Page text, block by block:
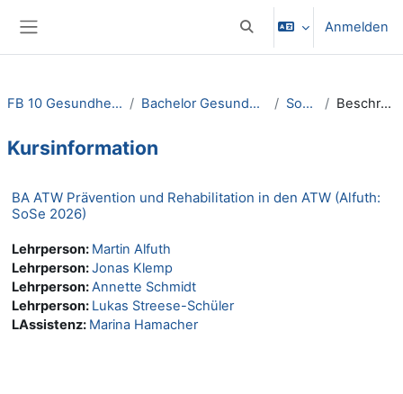
Sucheingabe umschalten
Anmelden
FB 10 Gesundheitswesen Bachelor Gesundheitswesen SoSe26 Beschreibung
Kursinformation
BA ATW Prävention und Rehabilitation in den ATW (Alfuth:
SoSe 2026)
Lehrperson: Martin Alfuth
Lehrperson:Jonas Klemp
Lehrperson:Annette Schmidt
Lehrperson: Lukas Streese-Schüler
LAssistenz: Marina Hamacher